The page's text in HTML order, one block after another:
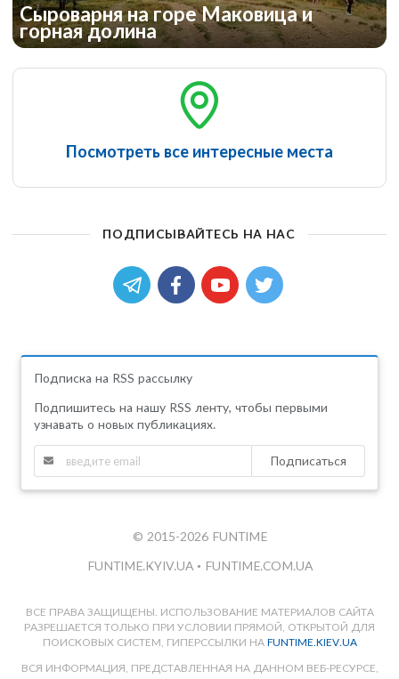
Сыроварня на горе Маковица и
горная долина
Посмотреть все интересные места
ПОДПИСЫВАЙТЕСЬ НА НАС
Подписка на RSS рассылку
Подпишитесь на нашу RSS ленту, чтобы первыми
узнавать о новых публикациях.
Подписаться
© 2015-2026 FUNTIME
FUNTIME.KYIV.UA • FUNTIME.COM.UA
ВСЕ ПРАВА ЗАЩИЩЕНЫ. ИСПОЛЬЗОВАНИЕ МАТЕРИАЛОВ САЙТА
РАЗРЕШАЕТСЯ ТОЛЬКО ПРИ УСЛОВИИ ПРЯМОЙ, ОТКРЫТОЙ ДЛЯ
ПОИСКОВЫХ СИСТЕМ, ГИПЕРССЫЛКИ НА FUNTIME.KIEV.UA
ВСЯ ИНФОРМАЦИЯ, ПРЕДСТАВЛЕННАЯ НА ДАННОМ ВЕБ-РЕСУРСЕ,